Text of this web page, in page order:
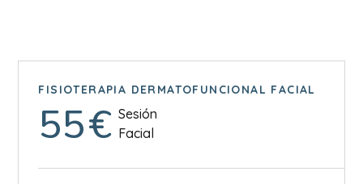
FISIOTERAPIA DERMATOFUNCIONAL FACIAL
55€ Sesión
Facial